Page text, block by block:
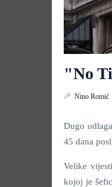
"No
Nino Romić
Dugo
45 dana
Velike
kojoj je